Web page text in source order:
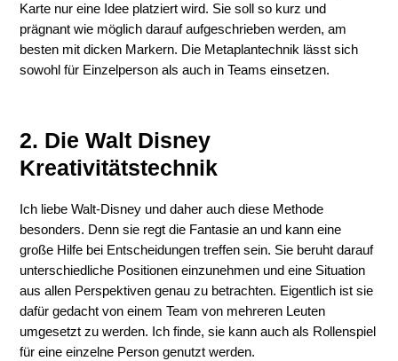
Karte nur eine Idee platziert wird. Sie soll so kurz und
prägnant wie möglich darauf aufgeschrieben werden, am
besten mit dicken Markern. Die Metaplantechnik lässt sich
sowohl für Einzelperson als auch in Teams einsetzen.
2. Die Walt Disney
Kreativitätstechnik
Ich liebe Walt-Disney und daher auch diese Methode
besonders. Denn sie regt die Fantasie an und kann eine
große Hilfe bei Entscheidungen treffen sein. Sie beruht darauf
unterschiedliche Positionen einzunehmen und eine Situation
aus allen Perspektiven genau zu betrachten. Eigentlich ist sie
dafür gedacht von einem Team von mehreren Leuten
umgesetzt zu werden. Ich finde, sie kann auch als Rollenspiel
für eine einzelne Person genutzt werden.